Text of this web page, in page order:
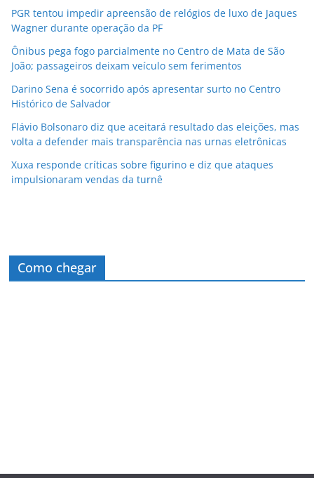
PGR tentou impedir apreensão de relógios de luxo de Jaques
Wagner durante operação da PF
Ônibus pega fogo parcialmente no Centro de Mata de São
João; passageiros deixam veículo sem ferimentos
Darino Sena é socorrido após apresentar surto no Centro
Histórico de Salvador
Flávio Bolsonaro diz que aceitará resultado das eleições, mas
volta a defender mais transparência nas urnas eletrônicas
Xuxa responde críticas sobre figurino e diz que ataques
impulsionaram vendas da turnê
Como chegar